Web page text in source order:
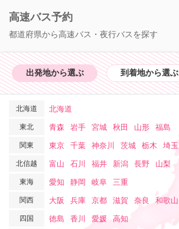
高速バス予約
都道府県から高速バス・夜行バスを探す
出発地から選ぶ 到着地から選ぶ
北海道 北海道
東北 青森 岩手 宮城 秋田 山形 福島
関東 東京 千葉 神奈川 茨城 栃木 埼玉
北信越 富山 石川 福井 新潟 長野 山梨
東海 愛知 静岡 岐阜 三重
関西 大阪 兵庫 京都 滋賀 奈良 和歌山
四国 徳島 香川 愛媛 高知